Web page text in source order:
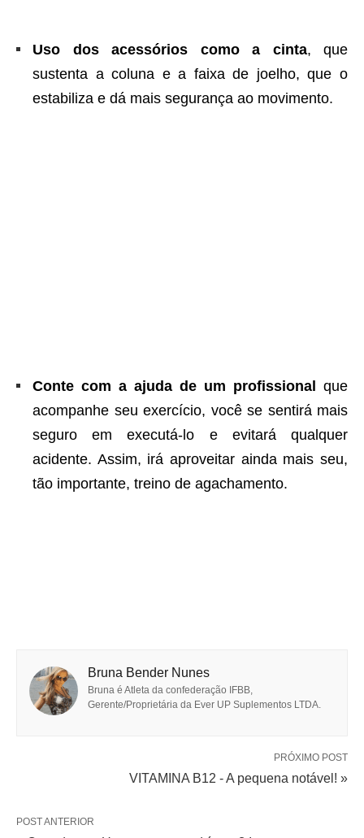
Uso dos acessórios como a cinta, que
sustenta a coluna e a faixa de joelho, que o
estabiliza e dá mais segurança ao movimento.
Conte com a ajuda de um profissional que
acompanhe seu exercício, você se sentirá mais
seguro em executá-lo e evitará qualquer
acidente. Assim, irá aproveitar ainda mais seu,
tão importante, treino de agachamento.
Bruna Bender Nunes
Bruna é Atleta da confederação IFBB,
Gerente/Proprietária da Ever UP Suplementos LTDA.
PRÓXIMO POST
VITAMINA B12 - A pequena notável! »
POST ANTERIOR